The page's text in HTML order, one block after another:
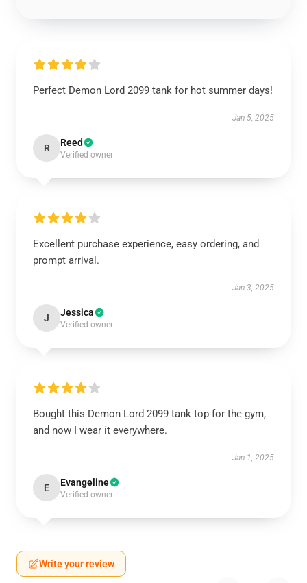
Perfect Demon Lord 2099 tank for hot summer days!
Jan 5, 2025
R Reed
Verified owner
Excellent purchase experience, easy ordering, and
prompt arrival.
Jan 3, 2025
J Jessica
Verified owner
Bought this Demon Lord 2099 tank top for the gym,
and now I wear it everywhere.
Jan 1, 2025
E Evangeline
Verified owner
Write your review